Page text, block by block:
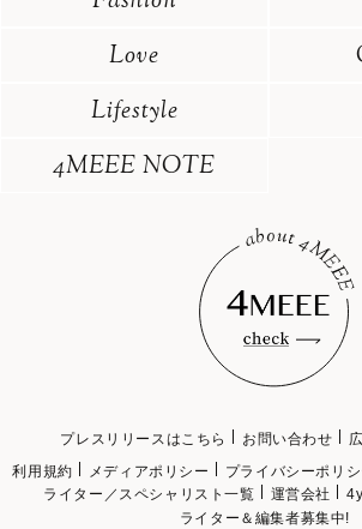
Love
Lifestyle
4MEEE NOTE
プレスリリースはこちら お問い合わせ
利用規約
メディアポリシー プライバシーポリシ
ライター／スペシャリスト一覧
運営会社
ライター＆編集者募集中!